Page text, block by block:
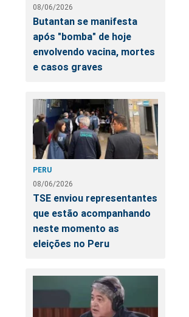
08/06/2026
Butantan se manifesta
após "bomba" de hoje
envolvendo vacina, mortes
e casos graves
PERU
08/06/2026
TSE enviou representantes
que estão acompanhando
neste momento as
eleições no Peru